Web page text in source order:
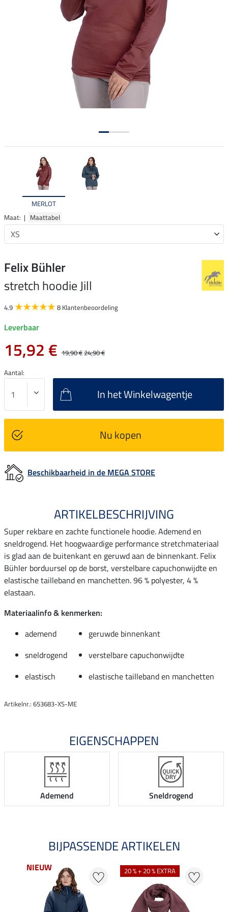
MERLOT
Maat: | Maattabel
Felix Bühler
stretch hoodie Jill
4.9 8 Klantenbeoordeling
Leverbaar
15,92 € 19,90 €24,90 €
Aantal:
In het Winkelwagentje
Nu kopen
Beschikbaarheid in de MEGA STORE
ARTIKELBESCHRIJVING
Super rekbare en zachte functionele hoodie. Ademend en
sneldrogend. Het hoogwaardige performance stretchmateriaal
is glad aan de buitenkant en geruwd aan de binnenkant. Felix
Bühler borduursel op de borst, verstelbare capuchonwijdte en
elastische tailleband en manchetten. 96 % polyester, 4 %
elastaan.
Materiaalinfo & kenmerken:
ademend
geruwde binnenkant
sneldrogend
verstelbare capuchonwijdte
elastisch
elastische tailleband en manchetten
Artikelnr.: 653683-XS-ME
EIGENSCHAPPEN
Ademend Sneldrogend
BIJPASSENDE ARTIKELEN
NIEUW 20 % + 20 % EXTRA